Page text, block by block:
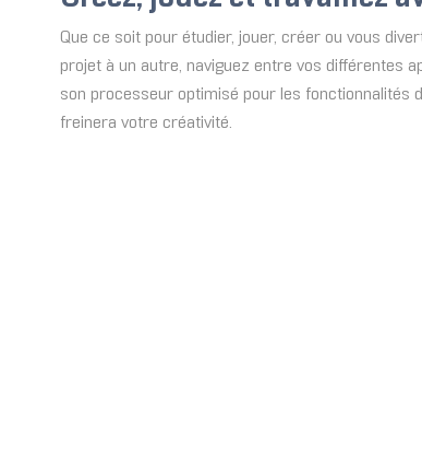
Que ce soit pour étudier, jouer, créer ou vous
projet à un autre, naviguez entre vos différentes
son processeur optimisé pour les fonctionnalités
freinera votre créativité.